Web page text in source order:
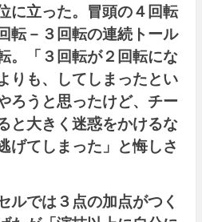
に立った。冒頭の４回転
転－３回転の連続トール
。「３回転が２回転にな
りも、してしまったとい
ろうと思ったけど、チー
と大きく迷惑をかけるな
げてしまった」と悔しさ
ルでは３点の加点がつく